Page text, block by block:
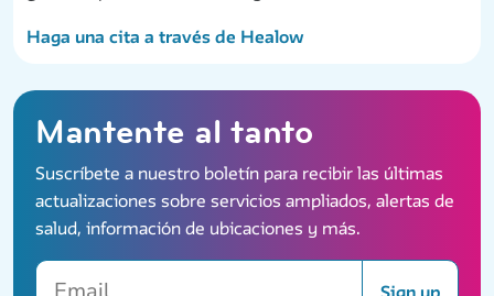
Haga una cita a través de Healow
Mantente al tanto
Suscríbete a nuestro boletín para recibir las últimas
actualizaciones sobre servicios ampliados, alertas de
salud, información de ubicaciones y más.
Email